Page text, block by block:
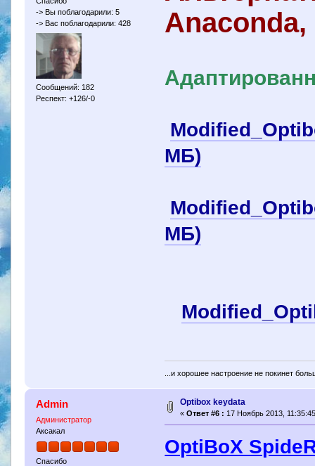
-> Вы поблагодарили: 5
-> Вас поблагодарили: 428
Сообщений: 182
Респект: +126/-0
Anaconda,
МБ)
МБ)
...и хорошее настроение не покинет
Admin
Администратор
Аксакал
Спасибо
Optibox keydata
« Ответ #6 : 17 Ноябрь 2013,
OptiBoX